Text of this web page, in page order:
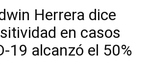
Herrera dice
en casos
19 alcanzó el 50%